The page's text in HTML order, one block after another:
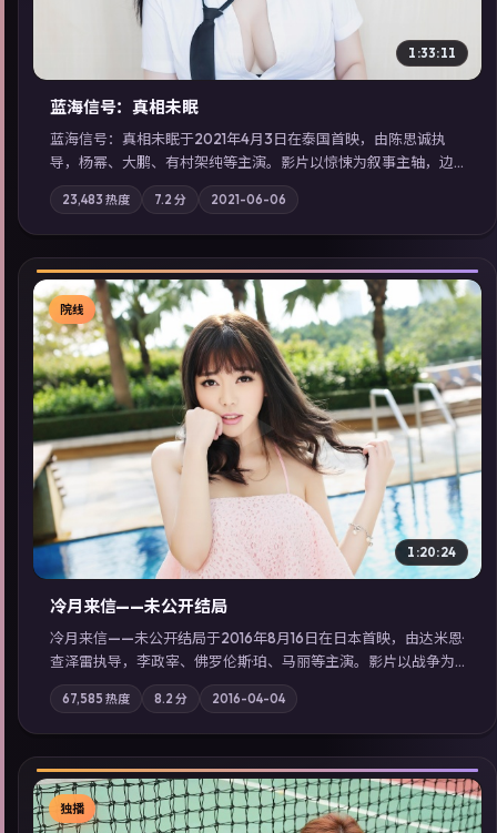
1:33:11
蓝海信号：真相未眠
蓝海信号：真相未眠于2021年4月3日在泰国首映，由陈思诚执
导，杨幂、大鹏、有村架纯等主演。影片以惊悚为叙事主轴，边
境小镇的平静被一封匿名信彻底打破；摄影与配乐强化地域气
质；站内亦可通过「国产免费观看高清电视剧在线看」延展检索
同类型高分佳作，畅享高清在线追剧体验。
23,483 热度 7.2 分 2021-06-06
▶
院线
1:20:24
冷月来信——未公开结局
冷月来信——未公开结局于2016年8月16日在日本首映，由达米恩·
查泽雷执导，李政宰、佛罗伦斯·珀、马丽等主演。影片以战争为
叙事主轴，一场意外将众人卷入不可撤回的连锁反应；摄影与配
乐强化地域气质；站内亦可通过「国产免费观看高清电视剧在线
看」延展检索同类型高分佳作，畅享高清在线追剧体验。
67,585 热度 8.2 分 2016-04-04
独播